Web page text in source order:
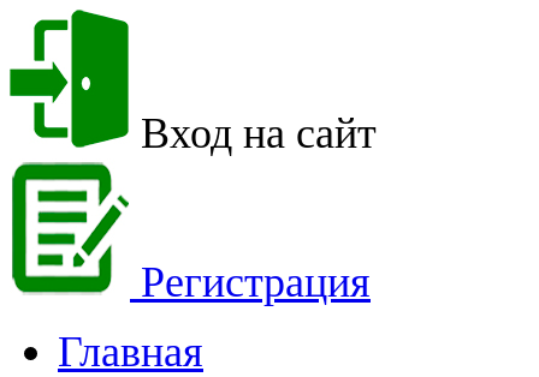
Вход на сайт
Регистрация
Главная